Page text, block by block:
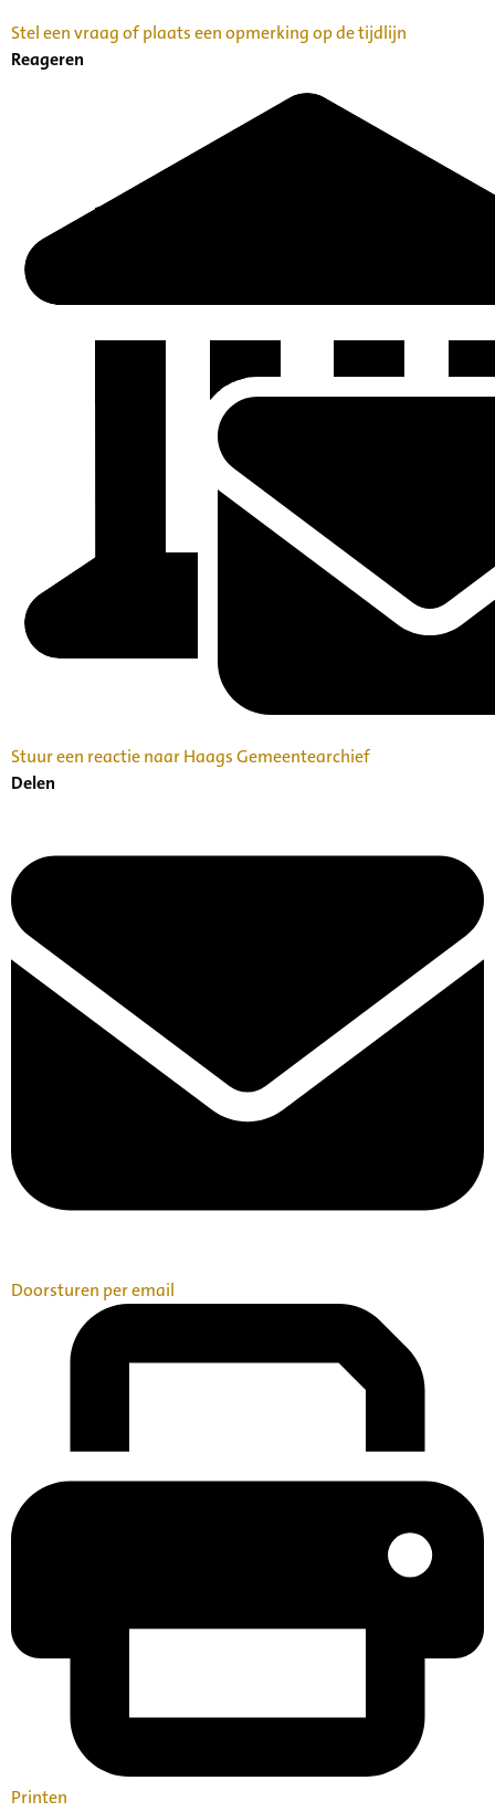
Stel een vraag of plaats een opmerking op de tijdlijn
Reageren
Stuur een reactie naar Haags Gemeentearchief
Delen
Doorsturen per email
Printen